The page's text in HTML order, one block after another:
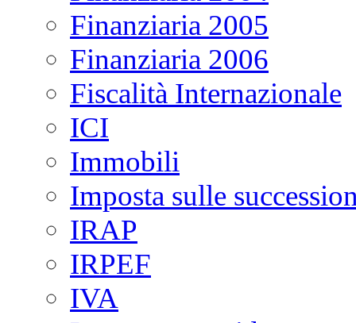
Finanziaria 2005
Finanziaria 2006
Fiscalità Internazionale
ICI
Immobili
Imposta sulle
IRAP
IRPEF
IVA